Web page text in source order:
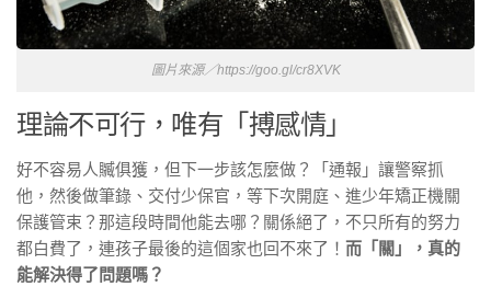
圖片來源／https://goo.gl/cr8XVK
理論不可行，唯有「搏感情」
好不容易人贓俱獲，但下一步該怎麼做？「通報」讓警察抓
他，然後做筆錄、交付少保官，等下次開庭、進少年矯正機關
保護管束？那這段時間他能去哪？關係絕了，不只所有的努力
都白費了，連孩子最後的這個家也回不來了！ 而「關」，真的
能解決得了問題嗎？